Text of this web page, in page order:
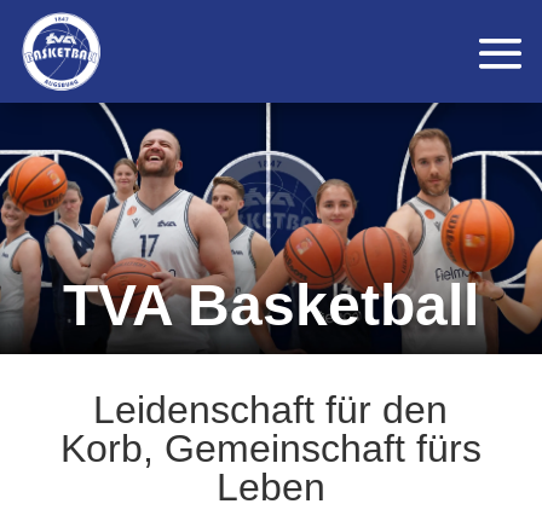
TVA Basketball
Leidenschaft für den
Korb, Gemeinschaft fürs
Leben